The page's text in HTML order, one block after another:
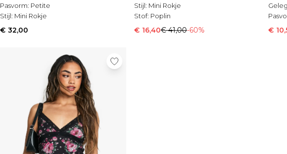
Pasvorm: Petite
Stijl: Mini Rokje
€ 32,00
Stijl: Mini Rokje
Stof: Poplin
€ 16,40€ 41,00-60% €